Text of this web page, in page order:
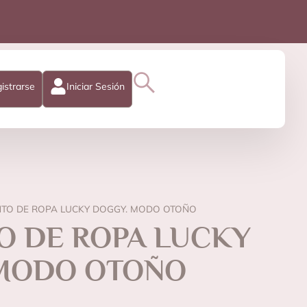
Iniciar Sesión
DE ROPA LUCKY DOGGY. MODO OTOÑO
DE ROPA LUCKY
OTOÑO